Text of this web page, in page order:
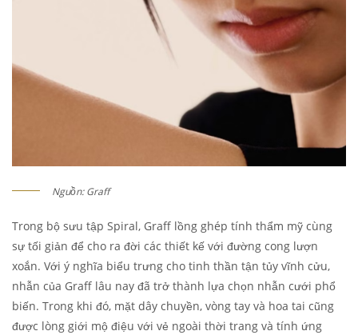
Nguồn: Graff
Trong bộ sưu tập Spiral, Graff lồng ghép tính thẩm mỹ cùng
sự tối giản để cho ra đời các thiết kế với đường cong lượn
xoắn. Với ý nghĩa biểu trưng cho tinh thần tận tủy vĩnh cửu,
nhẫn của Graff lâu nay đã trở thành lựa chọn nhẫn cưới phổ
biến. Trong khi đó, mặt dây chuyền, vòng tay và hoa tai cũng
được lòng giới mộ điệu với vẻ ngoài thời trang và tính ứng